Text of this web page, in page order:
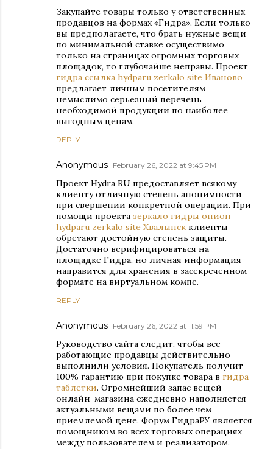
Закупайте товары только у ответственных
продавцов на формах «Гидра». Если только
вы предполагаете, что брать нужные вещи
по минимальной ставке осуществимо
только на страницах огромных торговых
площадок, то глубочайше неправы. Проект
гидра ссылка hydparu zerkalo site Иваново
предлагает личным посетителям
немыслимо серьезный перечень
необходимой продукции по наиболее
выгодным ценам.
REPLY
Anonymous February 26, 2022 at 9:45 PM
Проект Hydra RU предоставляет всякому
клиенту отличную степень анонимности
при свершении конкретной операции. При
помощи проекта зеркало гидры онион
hydparu zerkalo site Хвалынск клиенты
обретают достойную степень защиты.
Достаточно верифицироваться на
площадке Гидра, но личная информация
направится для хранения в засекреченном
формате на виртуальном компе.
REPLY
Anonymous February 26, 2022 at 11:59 PM
Руководство сайта следит, чтобы все
работающие продавцы действительно
выполнили условия. Покупатель получит
100% гарантию при покупке товара в гидра
таблетки. Огромнейший запас вещей
онлайн-магазина ежедневно наполняется
актуальными вещами по более чем
приемлемой цене. Форум ГидраРУ является
помощником во всех торговых операциях
между пользователем и реализатором.